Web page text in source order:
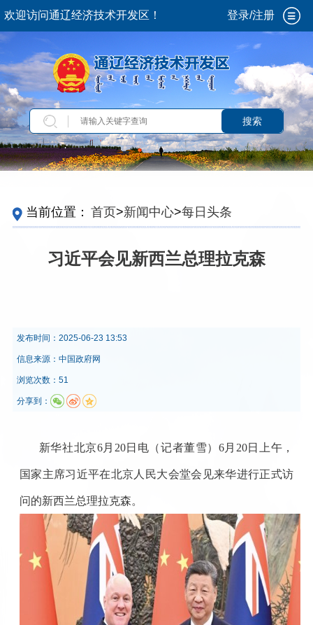
欢迎访问通辽经济技术开发区！ 登录/注册
搜索
当前位置： 首页>新闻中心>每日头条
习近平会见新西兰总理拉克森
发布时间： 2025-06-23 13:53
信息来源： 中国政府网
浏览次数：51
分享到：
新华社北京6月20日电（记者董雪）6月20日上午，
国家主席习近平在北京人民大会堂会见来华进行正式访
问的新西兰总理拉克森。